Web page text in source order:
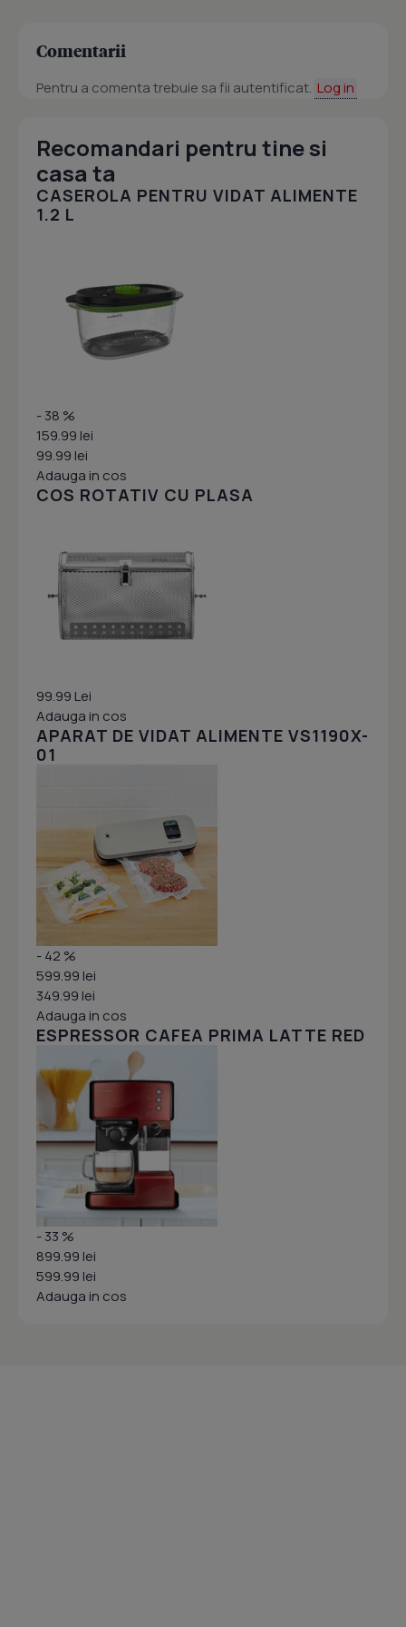
Comentarii
Pentru a comenta trebuie sa fii autentificat. Log in
Recomandari pentru tine si
casa ta
CASEROLA PENTRU VIDAT ALIMENTE
1.2 L
- 38 %
159.99 lei
99.99 lei
Adauga in cos
COS ROTATIV CU PLASA
99.99 Lei
Adauga in cos
APARAT DE VIDAT ALIMENTE VS1190X-
01
- 42 %
599.99 lei
349.99 lei
Adauga in cos
ESPRESSOR CAFEA PRIMA LATTE RED
- 33 %
899.99 lei
599.99 lei
Adauga in cos